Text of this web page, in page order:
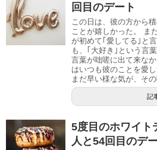
回目のデート
この日は、彼の方から
ことが嬉しかった。 ま
が初めて｢愛してる｣と
も、｢大好き｣という言
言葉が咄嗟に出て来な
はいつも彼のことを愛
まだ早い様な気が、そ
記
5度目のホワイ
人と54回目のデ